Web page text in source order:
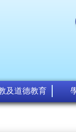
及道德教育